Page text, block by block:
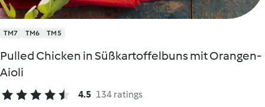
TM7 TM6 TM5
Pulled Chicken in Süßkartoffelbuns mit Orangen-
Aioli
4.5 134 ratings